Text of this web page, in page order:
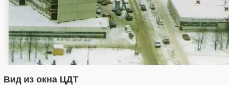
Вид из окна ЦДТ
1,406,849 29,243
319,861 8,286
27,129